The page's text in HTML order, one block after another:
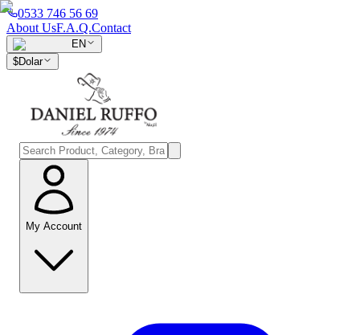
0533 746 56 69
About UsF.A.Q.Contact
EN
$Dolar
My Account